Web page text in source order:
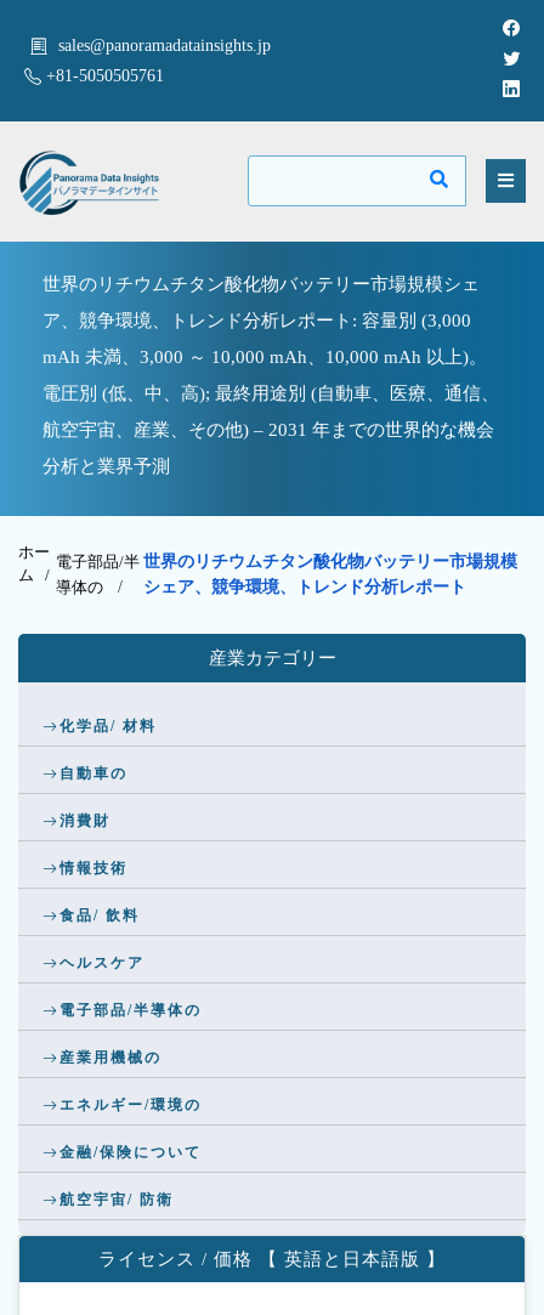
sales@panoramadatainsights.jp
+81-5050505761
世界のリチウムチタン酸化物バッテリー市場規模シェ
ア、競争環境、トレンド分析レポート: 容量別 (3,000
mAh 未満、3,000 ～ 10,000 mAh、10,000 mAh 以上)。
電圧別 (低、中、高); 最終用途別 (自動車、医療、通信、
航空宇宙、産業、その他) – 2031 年までの世界的な機会
分析と業界予測
ホー
ム /
電子部品/半
導体の /
世界のリチウムチタン酸化物バッテリー市場規模
シェア、競争環境、トレンド分析レポート
産業カテゴリー
化学品/ 材料
自動車の
消費財
情報技術
食品/ 飲料
ヘルスケア
電子部品/半導体の
産業用機械の
エネルギー/環境の
金融/保険について
航空宇宙/ 防衛
ライセンス / 価格 【 英語と日本語版 】